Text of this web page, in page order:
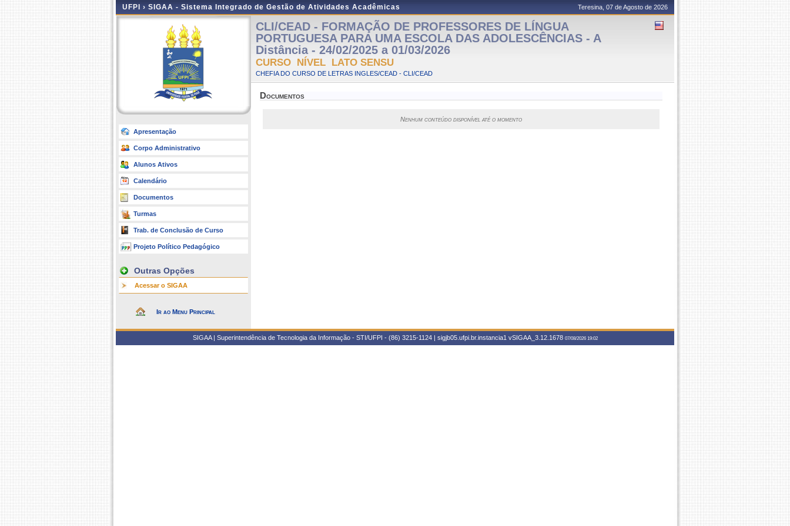
UFPI › SIGAA - Sistema Integrado de Gestão de Atividades Acadêmicas Teresina, 07 de Agosto de 2026
Apresentação
Corpo Administrativo
Alunos Ativos
Calendário
Documentos
Turmas
Trab. de Conclusão de Curso
Projeto Político Pedagógico
Outras Opções
Acessar o SIGAA
Ir ao Menu Principal
CLI/CEAD - FORMAÇÃO DE PROFESSORES DE LÍNGUA
PORTUGUESA PARA UMA ESCOLA DAS ADOLESCÊNCIAS - A
Distância - 24/02/2025 a 01/03/2026
CURSO NÍVEL LATO SENSU
CHEFIA DO CURSO DE LETRAS INGLES/CEAD - CLI/CEAD
Documentos
Nenhum conteúdo disponível até o momento
SIGAA | Superintendência de Tecnologia da Informação - STI/UFPI - (86) 3215-1124 | sigjb05.ufpi.br.instancia1 vSIGAA_3.12.1678 07/08/2026 19:02